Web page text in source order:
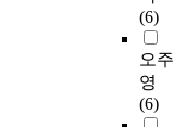
(6)
오주
영
(6)